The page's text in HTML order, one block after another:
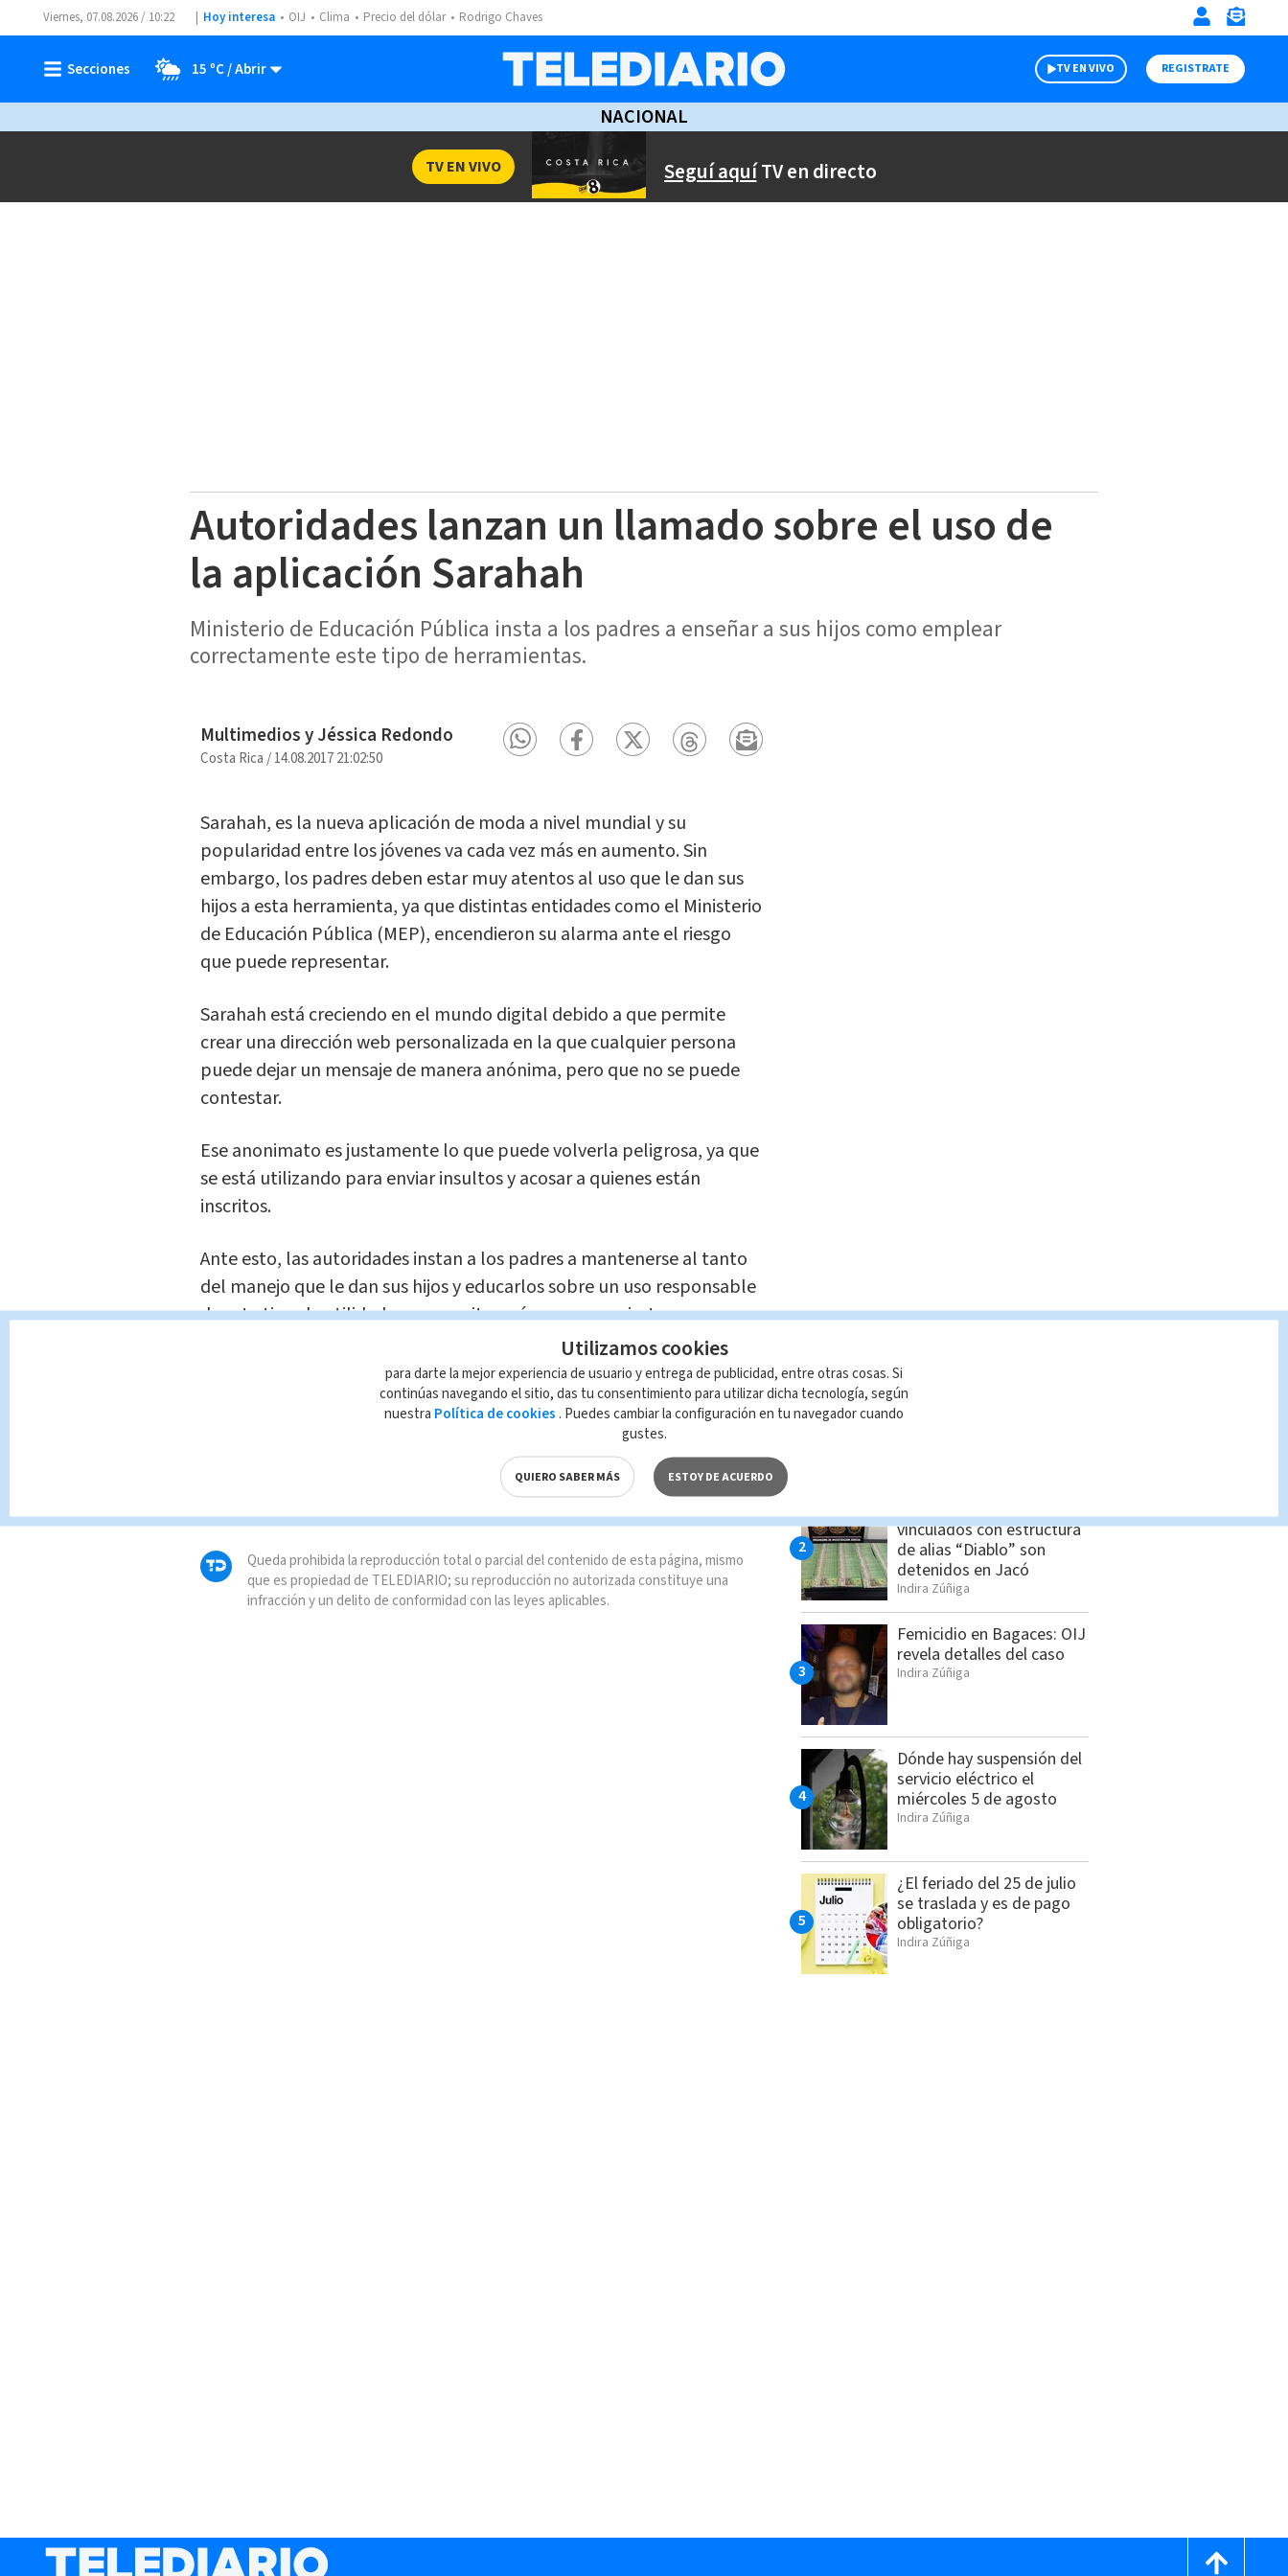
Viernes, 07.08.2026 / 10:22 Hoy interesa OIJ Clima Precio del dólar Rodrigo Chaves
15 ºC TV EN VIVO REGISTRATE
NACIONAL
Seguí aquíTV en directo
TV EN VIVO
Autoridades lanzan un llamado sobre el uso de
la aplicación Sarahah
Ministerio de Educación Pública insta a los padres a enseñar a sus hijos como emplear
correctamente este tipo de herramientas.
Multimedios y Jéssica Redondo
Costa Rica/14.08.2017 21:02:50
Sarahah, es la nueva aplicación de moda a nivel mundial y su
popularidad entre los jóvenes va cada vez más en aumento. Sin
embargo, los padres deben estar muy atentos al uso que le dan sus
hijos a esta herramienta, ya que distintas entidades como el Ministerio
de Educación Pública (MEP), encendieron su alarma ante el riesgo
que puede representar.
Sarahah está creciendo en el mundo digital debido a que permite
crear una dirección web personalizada en la que cualquier persona
puede dejar un mensaje de manera anónima, pero que no se puede
contestar.
Ese anonimato es justamente lo que puede volverla peligrosa, ya que
se está utilizando para enviar insultos y acosar a quienes están
inscritos.
Ante esto, las autoridades instan a los padres a mantenerse al tanto
del manejo que le dan sus hijos y educarlos sobre un uso responsable
de este tipo de utilidades, para evitar así, que se conviertan en
TAGS RELACIONADOS:
Ministerio de Educación Pública MEP
Queda prohibida la reproducción total o parcial del contenido de esta página, mismo
que es propiedad de TELEDIARIO; su reproducción no autorizada constituye una
infracción y un delito de conformidad con las leyes aplicables.
Estos son los nuevos
precios de los
combustibles a partir del
Seis sospechosos
vinculados con estructura
de alias “Diablo” son
detenidos en Jacó
Indira Zúñiga
Femicidio en Bagaces: OIJ
revela detalles del caso
Indira Zúñiga
Dónde hay suspensión del
servicio eléctrico el
miércoles 5 de agosto
Indira Zúñiga
¿El feriado del 25 de julio
se traslada y es de pago
obligatorio?
Indira Zúñiga
Utilizamos cookies
para darte la mejor experiencia de usuario y entrega de publicidad, entre otras cosas. Si
continúas navegando el sitio, das tu consentimiento para utilizar dicha tecnología, según
nuestra Política de cookies . Puedes cambiar la configuración en tu navegador cuando
gustes.
QUIERO SABER MÁS ESTOY DE ACUERDO